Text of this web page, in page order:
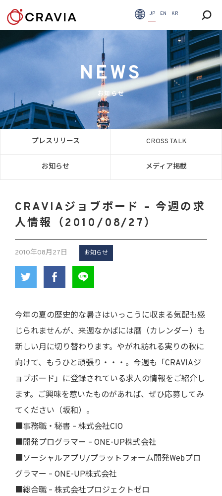
JP EN KR
NEWS
お知らせ
プレスリリース CROSS TALK
お知らせ メディア掲載
CRAVIAジョブボード – 今週の求
人情報（2010/08/27）
2010年08月27日 お知らせ
今年の夏の歴史的な暑さはいっこうに収まる気配も感
じられませんが、来週なかばには暦（カレンダー）も
新しい月に切り替わります。やがれ訪れる実りの秋に
向けて、もうひと頑張り・・・。今週も「CRAVIAジ
ョブボード」に登録されている求人の情報をご紹介し
ます。ご興味を惹いたものがあれば、ぜひ応募してみ
てください（坂和）。
■事務職・秘書 – 株式会社CIO
■開発プログラマー – ONE-UP株式会社
■ソーシャルアプリ/プラットフォーム開発Webプロ
グラマー – ONE-UP株式会社
■総合職 – 株式会社プロジェクトゼロ